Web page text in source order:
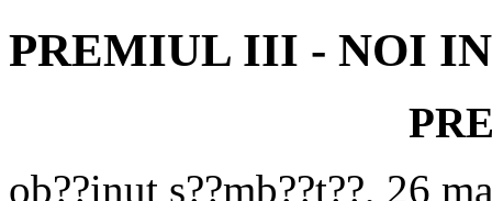
PREMIUL III - NOI
ob??inut s??mb??t??, 26